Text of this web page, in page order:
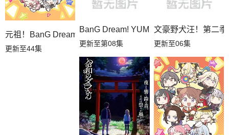
元祖！BanG Dream
更新至44集
BanG Dream! YUME∞MITA
更新至第08集
文豪野犬汪！第二季
更新至06集